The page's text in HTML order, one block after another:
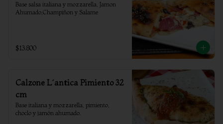
Base salsa italiana y mozzarella, Jamon
Ahumado,Champiñon y Salame
$13.800
Calzone L´antica Pimiento 32
cm
Base italiana y mozzarella, pimiento,
choclo y jamón ahumado.